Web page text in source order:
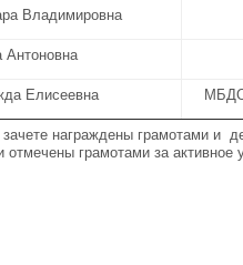
Владимировна
Антоновна
Елисеевна
награждены грамотами и
отмечены грамотами за активное